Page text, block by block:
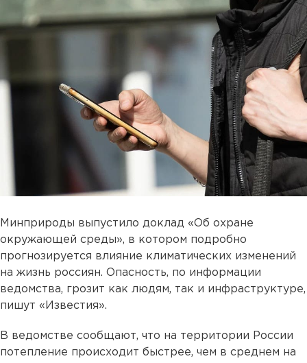
Минприроды выпустило доклад «Об охране
окружающей среды», в котором подробно
прогнозируется влияние климатических изменений
на жизнь россиян. Опасность, по информации
ведомства, грозит как людям, так и инфраструктуре,
пишут «Известия».
В ведомстве сообщают, что на территории России
потепление происходит быстрее, чем в среднем на